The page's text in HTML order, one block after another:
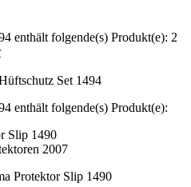
enthält folgende(s) Produkt(e): 2
Set 1494
enthält folgende(s) Produkt(e):
Slip 1490
2007
Protektor Slip 1490